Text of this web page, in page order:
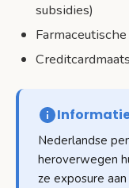
subsidies)
Nederlandse
heroverwegen
ze exposure